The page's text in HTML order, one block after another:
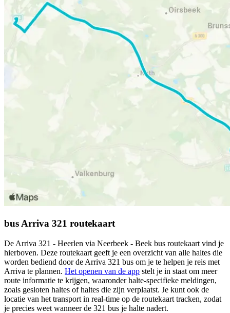
bus Arriva 321 routekaart
De Arriva 321 - Heerlen via Neerbeek - Beek bus routekaart vind je
hierboven. Deze routekaart geeft je een overzicht van alle haltes die
worden bediend door de Arriva 321 bus om je te helpen je reis met
Arriva te plannen. Het openen van de app stelt je in staat om meer
route informatie te krijgen, waaronder halte-specifieke meldingen,
zoals gesloten haltes of haltes die zijn verplaatst. Je kunt ook de
locatie van het transport in real-time op de routekaart tracken, zodat
je precies weet wanneer de 321 bus je halte nadert.